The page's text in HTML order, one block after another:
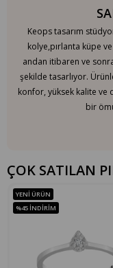
Keops tasarım
kolye,pırlanta küpe
andan itibaren ve
şekilde tasarlıyor.
konfor, yüksek kalite ve
bir
ÇOK SATILAN
YENI ÜRÜN
%45 İNDIRIM